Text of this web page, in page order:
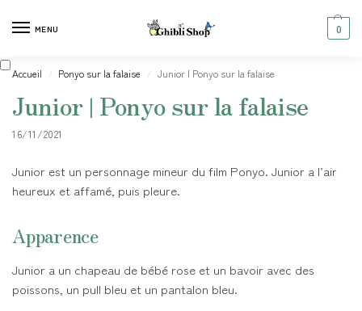
MENU 0
Accueil / Ponyo sur la falaise / Junior | Ponyo sur la falaise
Junior | Ponyo sur la falaise
16/11/2021
Junior est un personnage mineur du film Ponyo. Junior a l’air
heureux et affamé, puis pleure.
Apparence
Junior a un chapeau de bébé rose et un bavoir avec des
poissons, un pull bleu et un pantalon bleu.